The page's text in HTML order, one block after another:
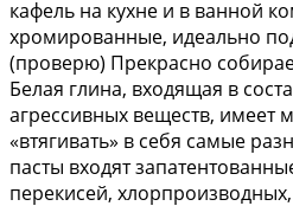
кафель на кухне и в ванной
хромированные, идеально
(проверю) Прекрасно
Белая глина, входящая в
агрессивных веществ, имеет
«втягивать» в себя самые
пасты входят
перекисей,